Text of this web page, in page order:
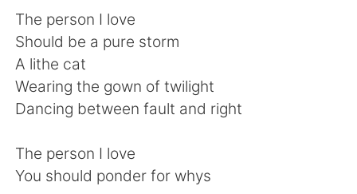
繁體中文
العربية
Deutsch 한국어
Indonesia Italiano
The person I love
Should be a pure storm
A lithe cat
Wearing the gown of twilight
Dancing between fault and right
The person I love
You should ponder for whys